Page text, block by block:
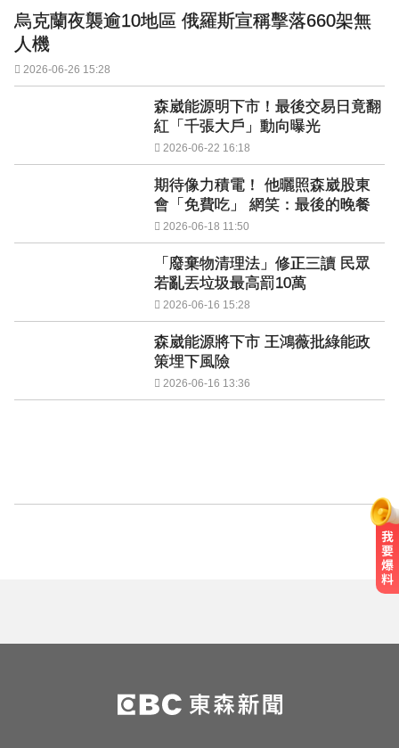
烏克蘭夜襲逾10地區 俄羅斯宣稱擊落660架無
人機
2026-06-26 15:28
森崴能源明下市！最後交易日竟翻
紅「千張大戶」動向曝光
2026-06-22 16:18
期待像力積電！ 他曬照森崴股東
會「免費吃」 網笑：最後的晚餐
2026-06-18 11:50
「廢棄物清理法」修正三讀 民眾
若亂丟垃圾最高罰10萬
2026-06-16 15:28
森崴能源將下市 王鴻薇批綠能政
策埋下風險
2026-06-16 13:36